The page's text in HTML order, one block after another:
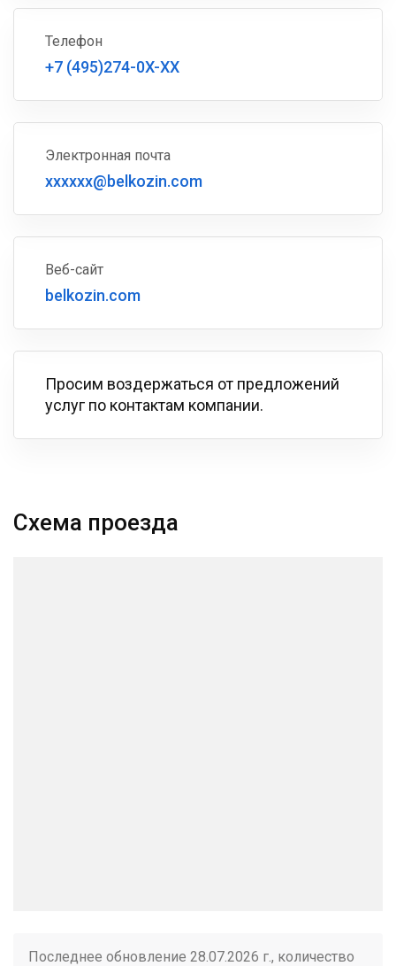
Телефон
+7 (495)274-0X-XX
Электронная почта
xxxxxx@belkozin.com
Веб-сайт
belkozin.com
Просим воздержаться от предложений
услуг по контактам компании.
Схема проезда
Последнее обновление 28.07.2026 г., количество